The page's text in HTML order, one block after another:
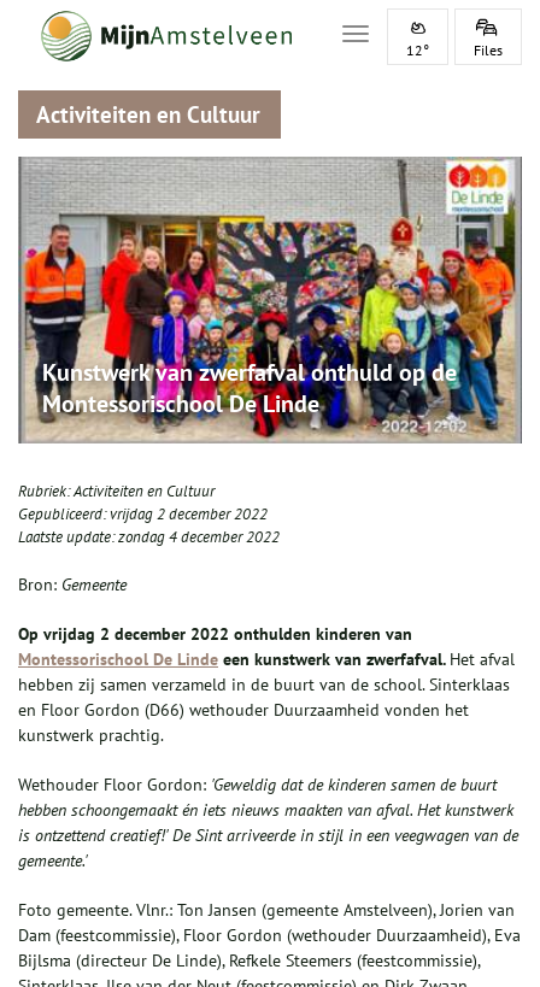
Toggle navigation
12° Files
Activiteiten en Cultuur
Kunstwerk van zwerfafval onthuld op de
Montessorischool De Linde
Rubriek:Activiteiten en Cultuur
Gepubliceerd:vrijdag 2 december 2022
Laatste update:zondag 4 december 2022
Bron: Gemeente
Op vrijdag 2 december 2022 onthulden kinderen van
Montessorischool De Linde een kunstwerk van zwerfafval. Het afval
hebben zij samen verzameld in de buurt van de school. Sinterklaas
en Floor Gordon (D66) wethouder Duurzaamheid vonden het
kunstwerk prachtig.
Wethouder Floor Gordon: 'Geweldig dat de kinderen samen de buurt
hebben schoongemaakt én iets nieuws maakten van afval. Het kunstwerk
is ontzettend creatief!'De Sint arriveerde in stijl in een veegwagen van de
gemeente.'
Foto gemeente. Vlnr.: Ton Jansen (gemeente Amstelveen), Jorien van
Dam (feestcommissie), Floor Gordon (wethouder Duurzaamheid), Eva
Bijlsma (directeur De Linde), Refkele Steemers (feestcommissie),